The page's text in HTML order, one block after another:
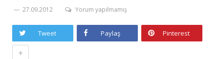
27.09.2012 Yorum yapılmamış
Tweet Paylaş Pinterest
+